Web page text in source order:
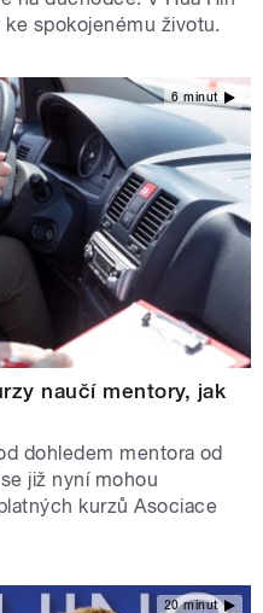
spokojenému životu.
6 minut
naučí mentory, jak
dohledem mentora od
již nyní mohou
kurzů Asociace
20 minut